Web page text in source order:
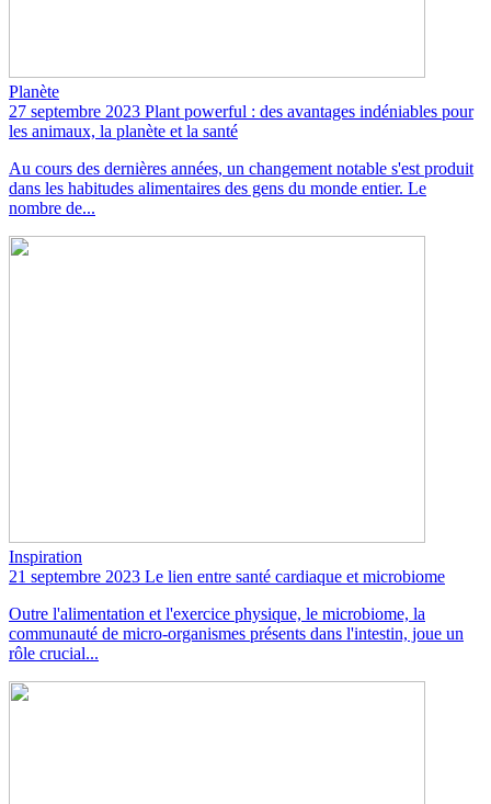
Planète
27 septembre 2023 Plant powerful : des avantages indéniables pour
les animaux, la planète et la santé
Au cours des dernières années, un changement notable s'est produit
dans les habitudes alimentaires des gens du monde entier. Le
nombre de...
Inspiration
21 septembre 2023 Le lien entre santé cardiaque et microbiome
Outre l'alimentation et l'exercice physique, le microbiome, la
communauté de micro-organismes présents dans l'intestin, joue un
rôle crucial...